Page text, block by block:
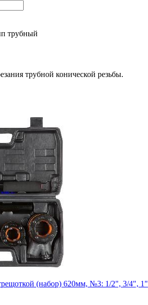
трубный
трубной конической резьбы.
(набор) 620мм, №3: 1/2", 3/4", 1"